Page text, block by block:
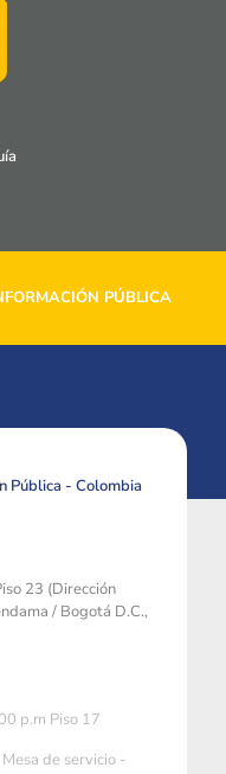
PÚBLICA
Pública - Colombia
23 (Dirección
/ Bogotá D.C.,
p.m Piso 17
de servicio -